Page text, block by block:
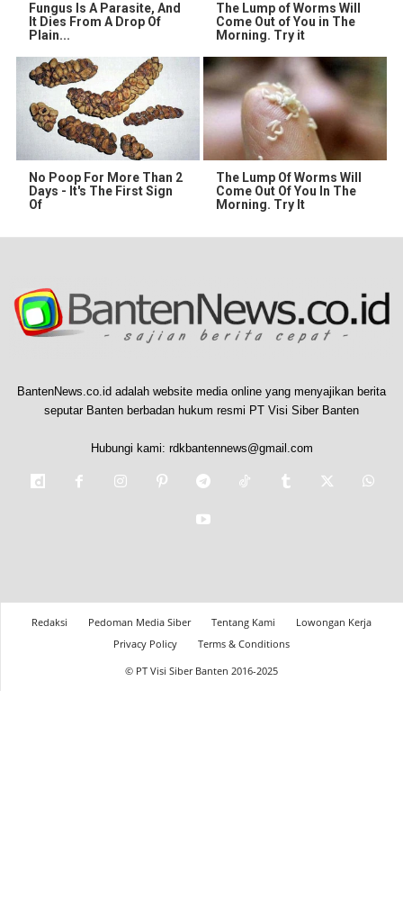
Fungus Is A Parasite, And
It Dies From A Drop Of
Plain...
The Lump of Worms Will
Come Out of You in The
Morning. Try it
No Poop For More Than 2
Days - It's The First Sign
Of
The Lump Of Worms Will
Come Out Of You In The
Morning. Try It
BantenNews.co.id adalah website media online yang menyajikan berita
seputar Banten berbadan hukum resmi PT Visi Siber Banten
Hubungi kami: rdkbantennews@gmail.com
Redaksi Pedoman Media Siber Tentang Kami
Lowongan Kerja
Privacy Policy
Terms & Conditions
© PT Visi Siber Banten 2016-2025